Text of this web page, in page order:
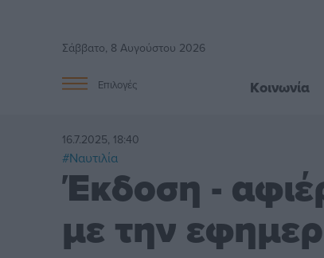
Σάββατο, 8 Αυγούστου 2026
Επιλογές Κοινωνία
16.7.2025, 18:40
#Ναυτιλία
Έκδοση -
με την